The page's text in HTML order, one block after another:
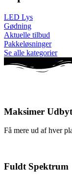
LED Lys
Gødning
Aktuelle tilbud
Pakkeløsninger
Se alle kategorier
Maksimer
Få mere ud af hver
Fuldt Spektrum